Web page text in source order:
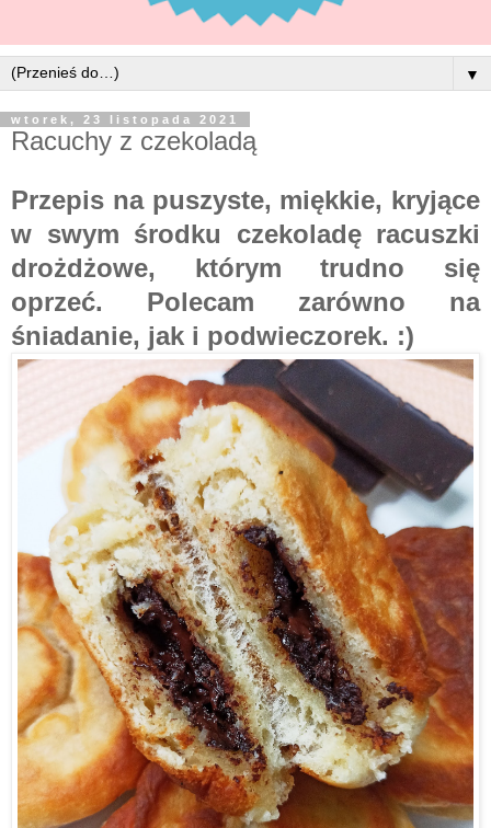
▼
wtorek, 23 listopada 2021
Racuchy z czekoladą
Przepis na puszyste, miękkie, kryjące
w swym środku czekoladę racuszki
drożdżowe, którym trudno się
oprzeć. Polecam zarówno na
śniadanie, jak i podwieczorek. :)